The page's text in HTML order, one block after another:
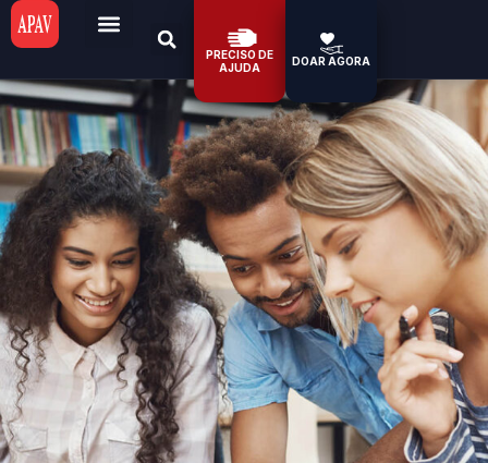
PRECISO DE
AJUDA
DOAR AGORA